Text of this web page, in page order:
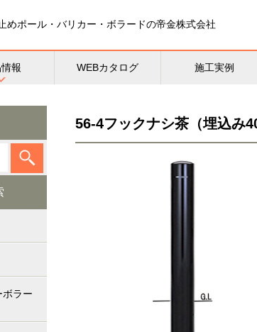
めポール・バリカー・ ボラードの帝金株式会社
報 WEBカタログ 施工実例
ラー
56-4フックナシ茶（埋込み